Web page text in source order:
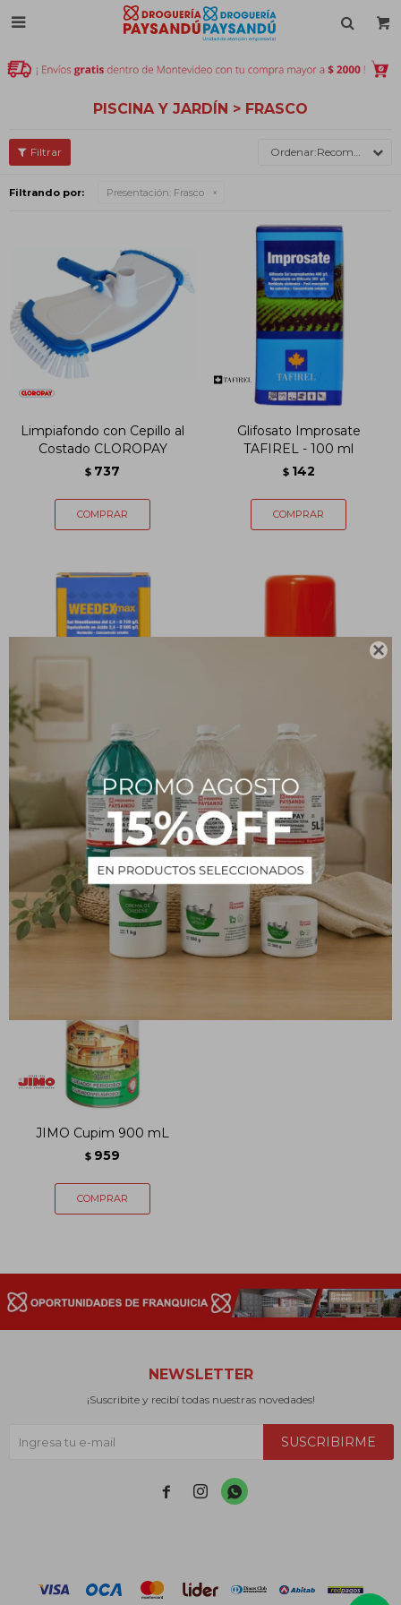


PISCINA Y JARDÍN > FRASCO
Recomendados
Filtrando por: Presentación: Frasco
Limpiafondo con Cepillo al
Costado CLOROPAY
$ 737
Glifosato Improsate
TAFIREL - 100 ml
$ 142
Weedex TAFIREL - 100 ml
$ 126
Repelente de Insectos en
Aerosol NO PIC 175 mL
$ 151
JIMO Cupim 900 mL
$ 959
NEWSLETTER
¡Suscribite y recibí todas nuestras novedades!
SUSCRIBIRME
  